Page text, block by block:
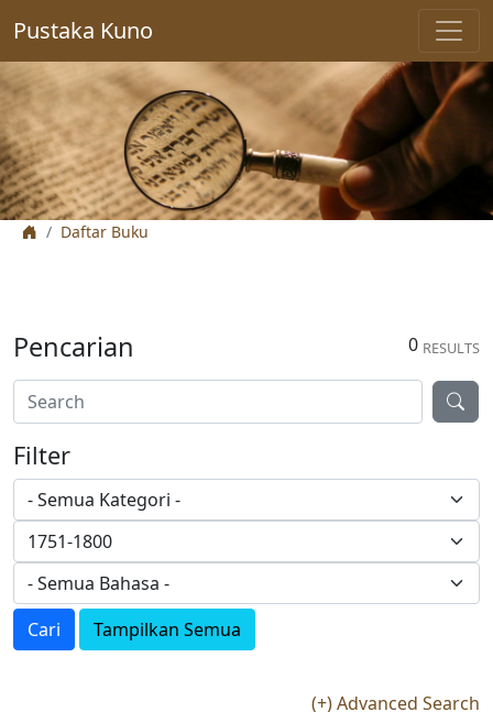
Pustaka Kuno
Daftar Buku
0 RESULTS
Pencarian
Filter
Cari Tampilkan Semua
(+) Advanced Search